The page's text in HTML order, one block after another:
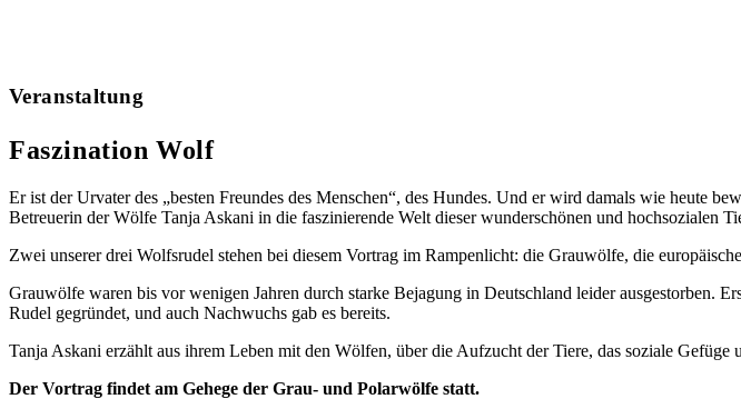
Veranstaltung
Faszination Wolf
Er ist der Urvater des „besten Freundes des Menschen“, des Hundes. Und er wird damals wie heute
Betreuerin der Wölfe Tanja Askani in die faszinierende Welt dieser wunderschönen und hochsozialen
Zwei unserer drei Wolfsrudel stehen bei diesem Vortrag im Rampenlicht: die Grauwölfe, die
Grauwölfe waren bis vor wenigen Jahren durch starke Bejagung in Deutschland leider ausgestorben.
Rudel gegründet, und auch Nachwuchs gab es bereits.
Tanja Askani erzählt aus ihrem Leben mit den Wölfen, über die Aufzucht der Tiere, das soziale
Der Vortrag findet am Gehege der Grau- und Polarwölfe statt.